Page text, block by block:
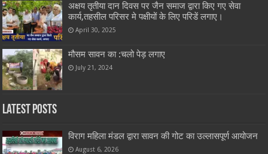
अक्षय तृतीया दान दिवस पर जैन समाज द्वारा किए गए सेवा
कार्य,तहसील परिसर मे पक्षीयों के लिए परिडें लगाए।
April 30, 2025
मौसम सावन का :चलो पेड़ लगाए
July 21, 2024
Latest Posts
विराग महिला मंडल द्वारा सावन की गोट का उल्लासपूर्ण आयोजन
August 6, 2026